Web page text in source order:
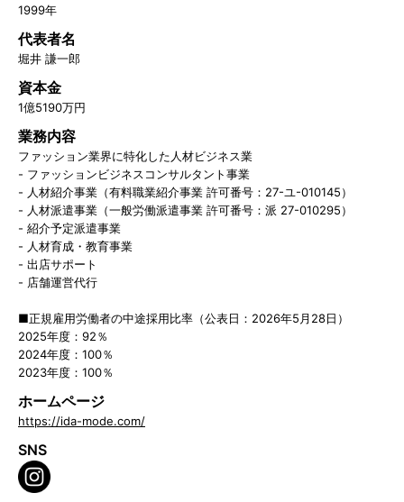
1999年
代表者名
堀井 謙一郎
資本金
1億5190万円
業務内容
ファッション業界に特化した人材ビジネス業
- ファッションビジネスコンサルタント事業
- 人材紹介事業（有料職業紹介事業 許可番号：27-ユ-010145）
- 人材派遣事業（一般労働派遣事業 許可番号：派 27-010295）
- 紹介予定派遣事業
- 人材育成・教育事業
- 出店サポート
- 店舗運営代行
■正規雇用労働者の中途採用比率（公表日：2026年5月28日）
2025年度：92％
2024年度：100％
2023年度：100％
ホームページ
https://ida-mode.com/
SNS